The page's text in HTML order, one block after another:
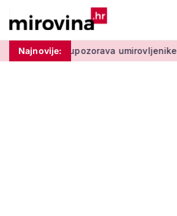
Najnovije:
Policija upozorava umirovljenike: